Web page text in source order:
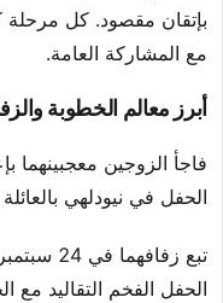
بإتقان مقصود. كل مرحلة
مع المشاركة العامة.
أبرز معالم الخطوبة
الحفل في نيودلهي
الحفل الفخم التقاليد